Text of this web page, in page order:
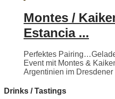
Montes /
Estancia ...
Perfektes
Event mit Montes &
Argentinien im
Drinks / Tastings